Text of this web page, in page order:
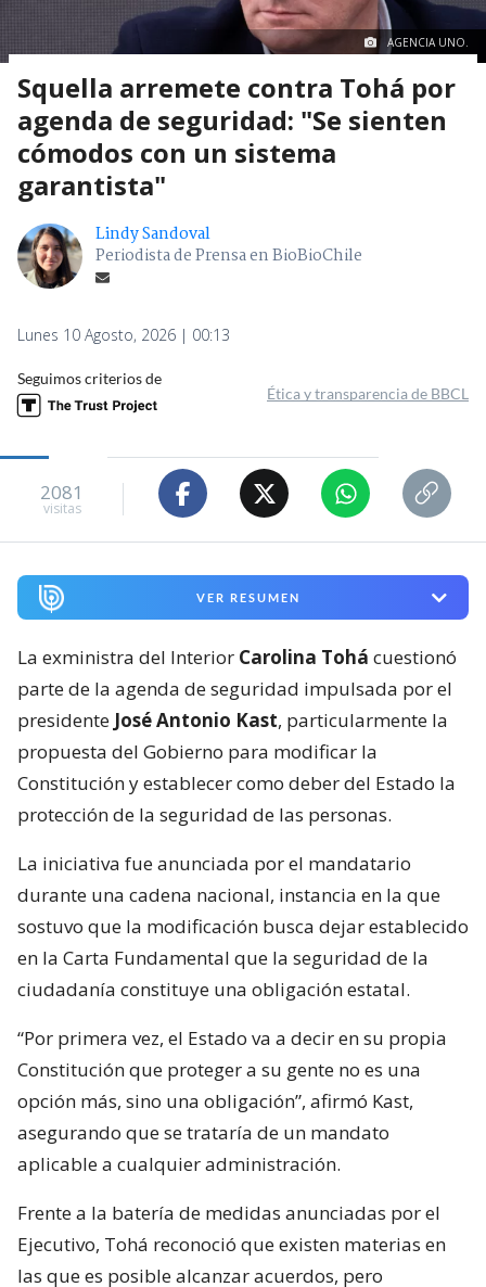
AGENCIA UNO.
Squella arremete contra Tohá por
agenda de seguridad: "Se sienten
cómodos con un sistema
garantista"
Lindy Sandoval
Periodista de Prensa en BioBioChile
Lunes 10 Agosto, 2026 | 00:13
Seguimos criterios de
Ética y transparencia de BBCL
2081
visitas
VER RESUMEN
La exministra del Interior Carolina Tohá cuestionó
parte de la agenda de seguridad impulsada por el
presidente José Antonio Kast, particularmente la
propuesta del Gobierno para modificar la
Constitución y establecer como deber del Estado la
protección de la seguridad de las personas.
La iniciativa fue anunciada por el mandatario
durante una cadena nacional, instancia en la que
sostuvo que la modificación busca dejar establecido
en la Carta Fundamental que la seguridad de la
ciudadanía constituye una obligación estatal.
“Por primera vez, el Estado va a decir en su propia
Constitución que proteger a su gente no es una
opción más, sino una obligación”, afirmó Kast,
asegurando que se trataría de un mandato
aplicable a cualquier administración.
Frente a la batería de medidas anunciadas por el
Ejecutivo, Tohá reconoció que existen materias en
las que es posible alcanzar acuerdos, pero